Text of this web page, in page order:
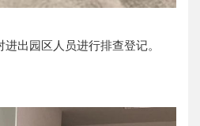
园区人员进行排查登记。